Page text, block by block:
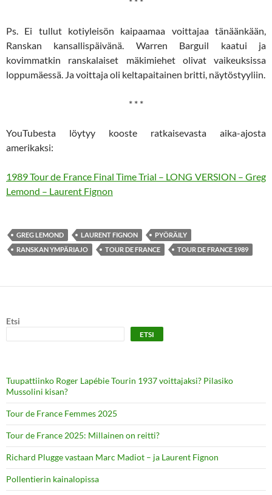
Ps. Ei tullut kotiyleisön kaipaamaa voittajaa tänäänkään,
Ranskan kansallispäivänä. Warren Barguil kaatui ja
kovimmatkin ranskalaiset mäkimiehet olivat vaikeuksissa
loppumäessä. Ja voittaja oli keltapaitainen britti, näytöstyyliin.
* * *
YouTubesta löytyy kooste ratkaisevasta aika-ajosta
amerikaksi:
1989 Tour de France Final Time Trial – LONG VERSION – Greg
Lemond – Laurent Fignon
GREG LEMOND LAURENT FIGNON
PYÖRÄILY
RANSKAN YMPÄRIAJO
TOUR DE FRANCE TOUR DE FRANCE 1989
Etsi
ETSI
Tuupattiinko Roger Lapébie Tourin 1937 voittajaksi? Pilasiko
Mussolini kisan?
Tour de France Femmes 2025
Tour de France 2025: Millainen on reitti?
Richard Plugge vastaan Marc Madiot – ja Laurent Fignon
Pollentierin kainalopissa